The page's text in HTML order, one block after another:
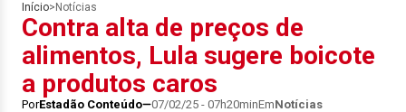
Início> Notícias
Contra alta de preços de
alimentos, Lula sugere boicote
a produtos caros
PorEstadão Conteúdo 07/02/25 - 07h20minEmNotícias